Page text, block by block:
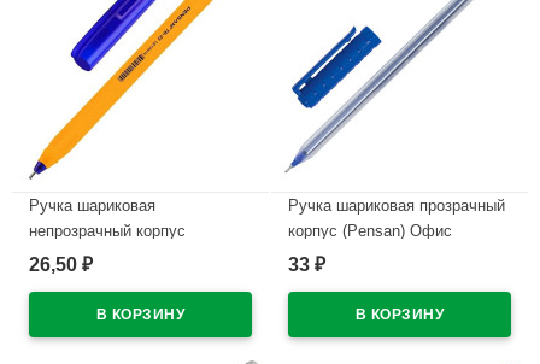
Ручка шариковая
непрозрачный корпус
(Pensan) Желтая (YELLOW)
26,50 ₽
Ручка шариковая прозрачный
корпус (Pensan) Офис
(OFFIS) 1005 синий, 0,7мм,
33 ₽